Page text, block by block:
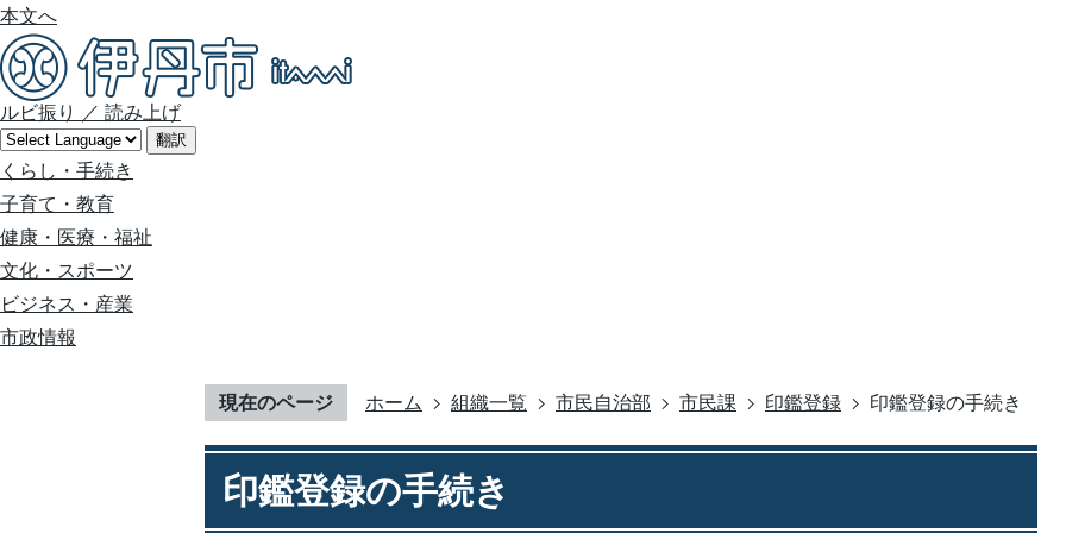
本文へ
ルビ振り ／ 読み上げ
翻訳
くらし・手続き
子育て・教育
健康・医療・福祉
文化・スポーツ
ビジネス・産業
市政情報
現在のページ ホーム 組織一覧 市民自治部 市民課 印鑑登録 印鑑登録の手続き
印鑑登録の手続き